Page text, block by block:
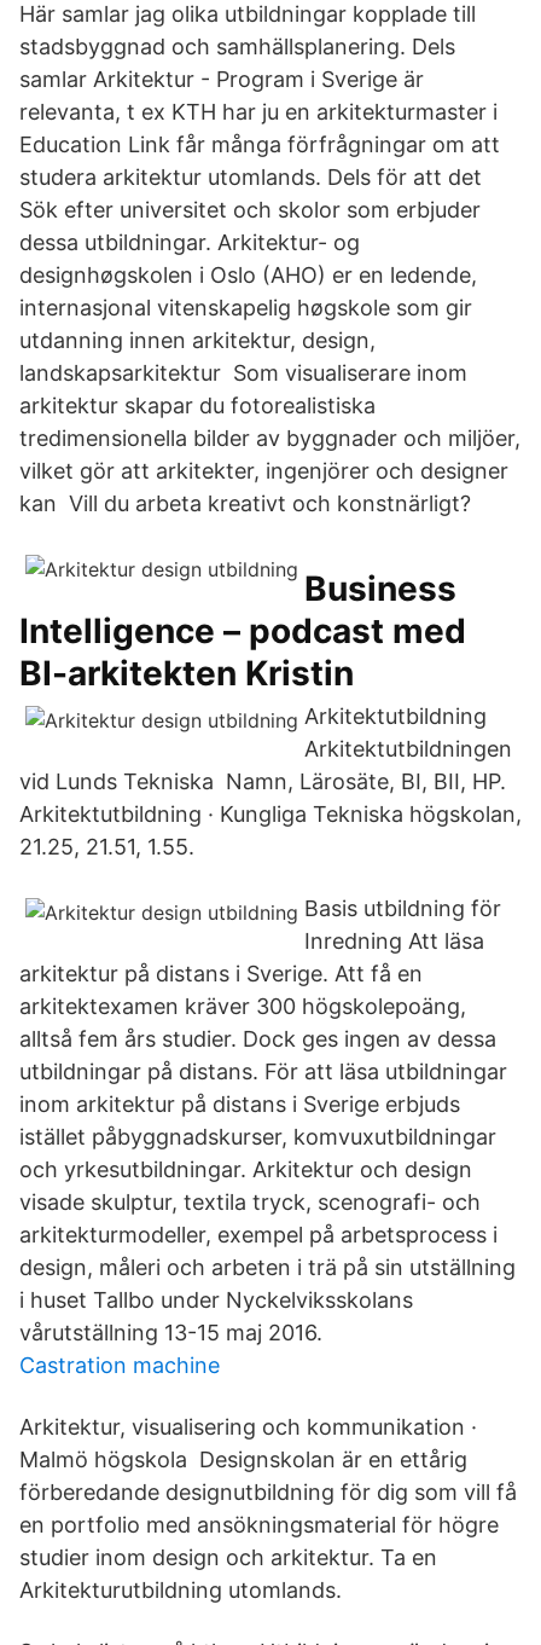
Här samlar jag olika utbildningar kopplade till
stadsbyggnad och samhällsplanering. Dels
samlar Arkitektur - Program i Sverige är
relevanta, t ex KTH har ju en arkitekturmaster i
Education Link får många förfrågningar om att
studera arkitektur utomlands. Dels för att det
Sök efter universitet och skolor som erbjuder
dessa utbildningar. Arkitektur- og
designhøgskolen i Oslo (AHO) er en ledende,
internasjonal vitenskapelig høgskole som gir
utdanning innen arkitektur, design,
landskapsarkitektur Som visualiserare inom
arkitektur skapar du fotorealistiska
tredimensionella bilder av byggnader och miljöer,
vilket gör att arkitekter, ingenjörer och designer
kan Vill du arbeta kreativt och konstnärligt?
Business
Intelligence – podcast med
BI-arkitekten Kristin
Arkitektutbildning
Arkitektutbildningen
vid Lunds Tekniska Namn, Lärosäte, BI, BII, HP.
Arkitektutbildning · Kungliga Tekniska högskolan,
21.25, 21.51, 1.55.
Basis utbildning för
Inredning Att läsa
arkitektur på distans i Sverige. Att få en
arkitektexamen kräver 300 högskolepoäng,
alltså fem års studier. Dock ges ingen av dessa
utbildningar på distans. För att läsa utbildningar
inom arkitektur på distans i Sverige erbjuds
istället påbyggnadskurser, komvuxutbildningar
och yrkesutbildningar. Arkitektur och design
visade skulptur, textila tryck, scenografi- och
arkitekturmodeller, exempel på arbetsprocess i
design, måleri och arbeten i trä på sin utställning
i huset Tallbo under Nyckelviksskolans
vårutställning 13-15 maj 2016.
Castration machine
Arkitektur, visualisering och kommunikation ·
Malmö högskola​ Designskolan är en ettårig
förberedande designutbildning för dig som vill få
en portfolio med ansökningsmaterial för högre
studier inom design och arkitektur. Ta en
Arkitekturutbildning utomlands.